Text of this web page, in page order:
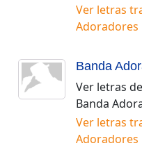
Ver letras
Adoradores
Banda
Ver letras
Banda
Ver letras
Adoradores